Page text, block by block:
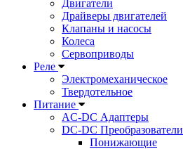
Двигатели
Драйверы двигателей
Клапаны и насосы
Колеса
Сервоприводы
Реле
Электромеханическое
Твердотельное
Питание
AC-DC Адаптеры
DC-DC Преобразователи
Понижающие